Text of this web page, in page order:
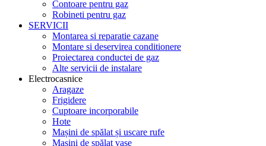
Contoare pentru gaz
Robineti pentru gaz
SERVICII
Montarea si reparatie cazane
Montare si deservirea conditionere
Proiectarea conductei de gaz
Alte servicii de instalare
Electrocasnice
Aragaze
Frigidere
Cuptoare incorporabile
Hote
Mașini de spălat și uscare rufe
Mașini de spălat vase